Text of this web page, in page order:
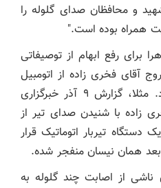
و محافظان صدای گلوله را
همراه بوده است."
برای رفع ابهام از توصیفاتی
آقای فخری زاده از اتومبیل
در آستانه ترور انتشار یافته بود. مثلا، گزارش ۹ آذر خبرگزاری
زاده با شنیدن صدای تیر از
تیربار اتوماتیک قرار
همان نیسان منفجر شده.
ناشی از اصابت چند گلوله به